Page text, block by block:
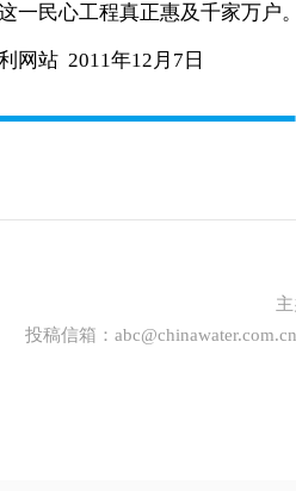
一民心工程真正惠及千家万户
站 2011年12月7日
投稿信箱： abc@chinawater.com.cn